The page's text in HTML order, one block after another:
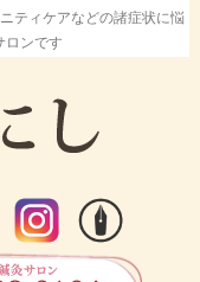
ティケアなどの諸症状に悩
ロンです